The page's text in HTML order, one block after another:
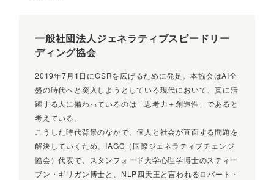
・なぜ、あの世界最強企業は「瞑想」を重視するのか？
・スタンフォード大学博士の脳力開発法
・速読脳へ進化するための4ステップ
・必要のない本を見極めるシンプルな方法
・1冊10分以内で読書「ハイパークイック式GSR」
一般社団法人ジェネラティブスピードリー
ディング協会
2019年7月1日にGSRを広げるために発足。本協会はAI全
盛の時代へと突入しようとしている現代において、真に活
躍する人に備わっているのは「思考力＋創造性」であると
考えている。
こうした時代背景のなかで、個人と社会が直面する問題を
解決していくため、IAGC（国際ジェネラティブチェンジ
協会）代表で、スタンフォード大学心理学博士のスティー
ブン・ギリガン博士と、NLP四天王と言われるロバート・